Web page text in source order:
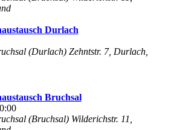
Durlach
(Durlach) Zehntstr. 7, Durlach,
Bruchsal
(Bruchsal) Wilderichstr. 11,